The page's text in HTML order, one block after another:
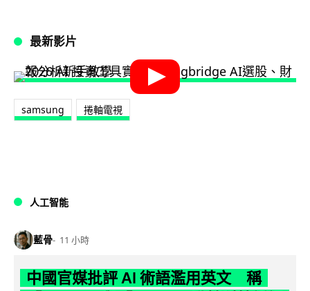
最新影片
samsung 捲軸電視
人工智能
藍骨 11 小時
中國官媒批評 AI 術語濫用英文 稱